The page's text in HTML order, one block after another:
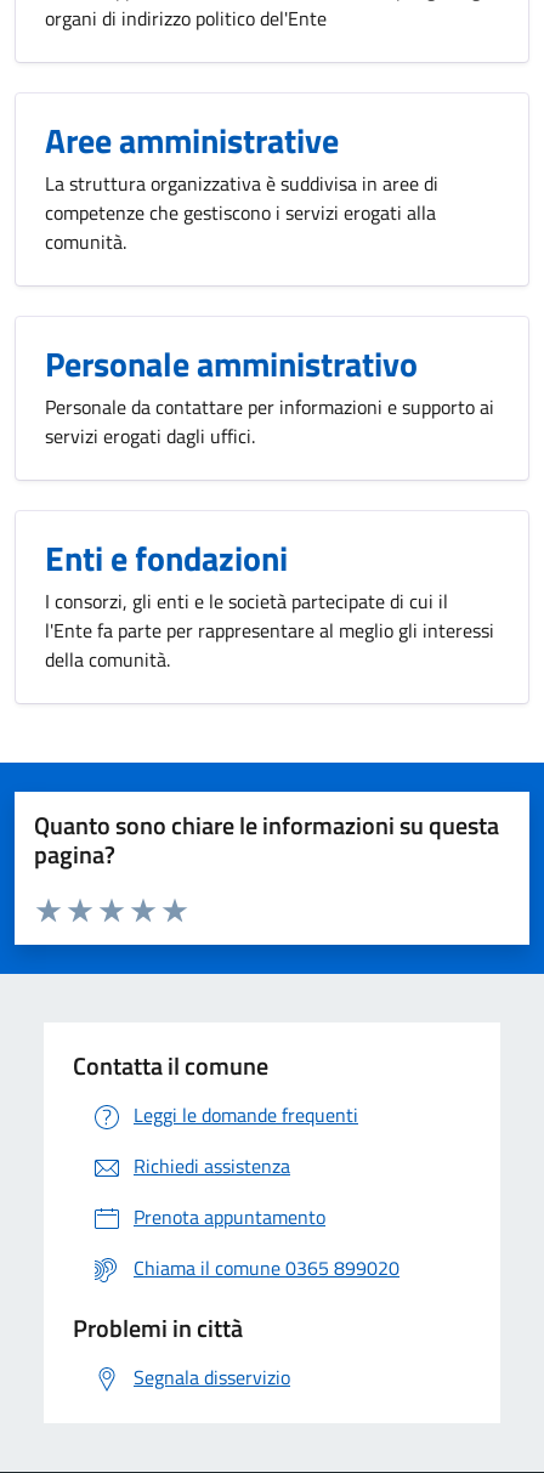
organi di indirizzo politico del'Ente
Aree amministrative
La struttura organizzativa è suddivisa in aree di
competenze che gestiscono i servizi erogati alla
comunità.
Personale amministrativo
Personale da contattare per informazioni e supporto ai
servizi erogati dagli uffici.
Enti e fondazioni
I consorzi, gli enti e le società partecipate di cui il
l'Ente fa parte per rappresentare al meglio gli interessi
della comunità.
Quanto sono chiare le informazioni su questa
pagina?
Valuta da 1 a 5 stelle la pagina
Valuta 5 stelle su 5
Valuta 4 stelle su 5
Valuta 3 stelle su 5
Valuta 2 stelle su 5
Valuta 1 stelle su 5
Contatta il comune
Leggi le domande frequenti
Richiedi assistenza
Prenota appuntamento
Chiama il comune 0365 899020
Problemi in città
Segnala disservizio